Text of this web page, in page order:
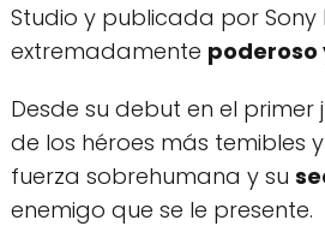
Studio y publicada por
extremadamente poderoso
Desde su debut en el
de los héroes más temibles
fuerza sobrehumana y su
enemigo que se le presente.